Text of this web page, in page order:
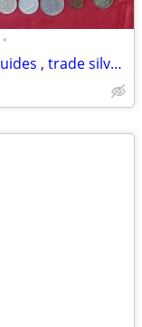
•
foreign coins ,and us army training guides , trade silver coins